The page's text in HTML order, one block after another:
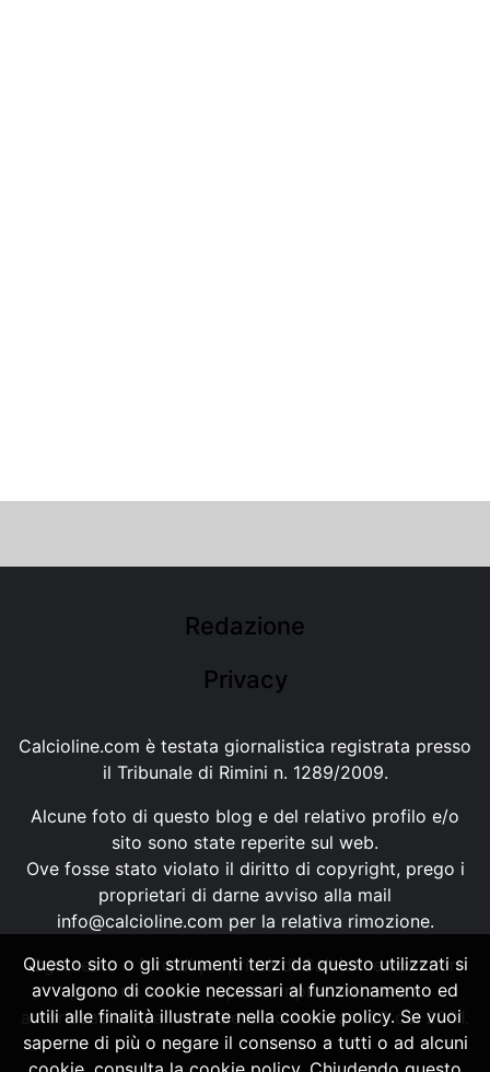
Redazione
Privacy
Calcioline.com è testata giornalistica registrata presso
il Tribunale di Rimini n. 1289/2009.
Alcune foto di questo blog e del relativo profilo e/o
sito sono state reperite sul web.
Ove fosse stato violato il diritto di copyright, prego i
proprietari di darne avviso alla mail
info@calcioline.com per la relativa rimozione.
Ogni testo e foto di proprietà di Calcioline.com non
possono essere copiati o riprodotti, senza
autorizzazione, ai sensi della normativa n.29 del 2001.
Questo sito o gli strumenti terzi da questo utilizzati si
avvalgono di cookie necessari al funzionamento ed
utili alle finalità illustrate nella cookie policy. Se vuoi
saperne di più o negare il consenso a tutti o ad alcuni